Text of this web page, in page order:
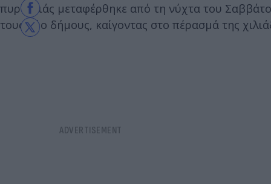
πυρκαγιάς μεταφέρθηκε από τη νύχτα του
τους δύο δήμους, καίγοντας στο πέρασμά της